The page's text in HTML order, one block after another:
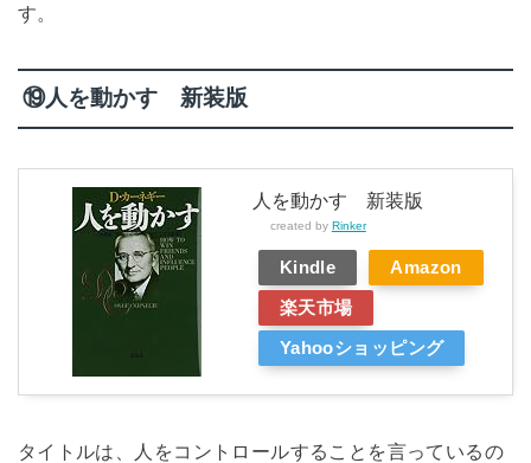
す。
⑲人を動かす 新装版
人を動かす 新装版
created by Rinker
Kindle Amazon
楽天市場
Yahooショッピング
タイトルは、人をコントロールすることを言っているの